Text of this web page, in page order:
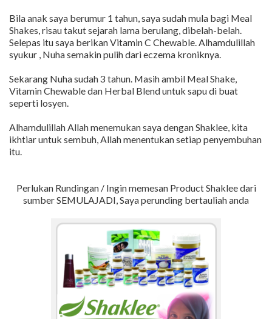
Bila anak saya berumur 1 tahun, saya sudah mula bagi Meal
Shakes, risau takut sejarah lama berulang, dibelah-belah.
Selepas itu saya berikan Vitamin C Chewable. Alhamdulillah
syukur , Nuha semakin pulih dari eczema kroniknya.
Sekarang Nuha sudah 3 tahun. Masih ambil Meal Shake,
Vitamin Chewable dan Herbal Blend untuk sapu di buat
seperti losyen.
Alhamdulillah Allah menemukan saya dengan Shaklee, kita
ikhtiar untuk sembuh, Allah menentukan setiap penyembuhan
itu.
Perlukan Rundingan / Ingin memesan Product Shaklee dari
sumber SEMULAJADI, Saya perunding bertauliah anda